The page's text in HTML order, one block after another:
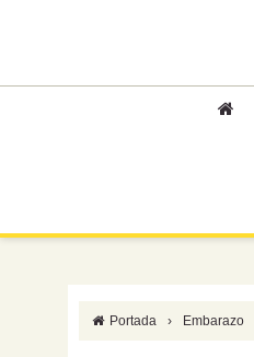
Portada › Embarazo